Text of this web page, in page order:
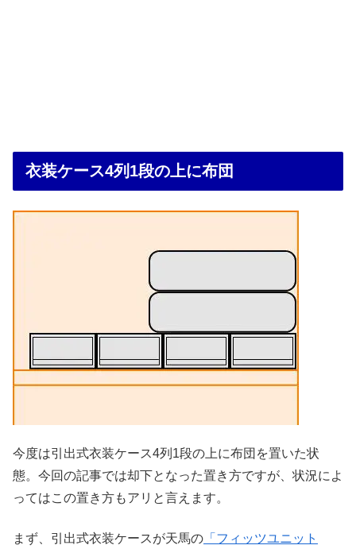
衣装ケース4列1段の上に布団
今度は引出式衣装ケース4列1段の上に布団を置いた状
態。今回の記事では却下となった置き方ですが、状況によ
ってはこの置き方もアリと言えます。
まず、引出式衣装ケースが天馬の 「フィッツユニット